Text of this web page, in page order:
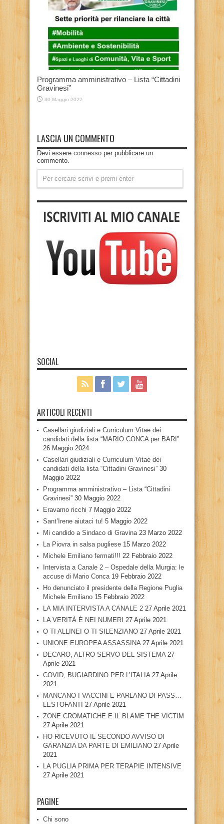
Programma amministrativo – Lista “Cittadini
Gravinesi”
30 Maggio 2022
LASCIA UN COMMENTO
Devi essere connesso per pubblicare un
commento.
SOCIAL
ARTICOLI RECENTI
Casellari giudiziali e Curriculum Vitae dei
candidati della lista “MARIO CONCA per BARI”
26 Maggio 2024
Casellari giudiziali e Curriculum Vitae dei
candidati della lista “Cittadini Gravinesi” 30
Maggio 2022
Programma amministrativo – Lista “Cittadini
Gravinesi” 30 Maggio 2022
Eravamo ricchi 7 Maggio 2022
Sant’Irene aiutaci tu! 5 Maggio 2022
Mi candido a Sindaco di Gravina 23 Marzo 2022
La Piovra in salsa pugliese 15 Marzo 2022
Michele Emiliano fermati!!! 22 Febbraio 2022
Intervista a Canale 2 – Ospedale della Murgia: le
accuse di Mario Conca 19 Febbraio 2022
Ho denunciato il presidente della Regione Puglia
Michele Emiliano 15 Febbraio 2022
LA MIA INTERVISTA A CANALE 2 27 Aprile 2021
LA VERITÀ È NEI NUMERI 27 Aprile 2021
O TI ALLINEI O TI SILENZIANO 27 Aprile 2021
UNIONE EUROPEA ASSASSINA 27 Aprile 2021
DECARO, ALTRO SERVO DEL SISTEMA 27
Aprile 2021
COVID, BUGIARDINO PER L’ITALIA 27 Aprile
2021
MANCANO I VACCINI E PARLANO DI PASS…
LESTOFANTI 27 Aprile 2021
ZONE CROMATICHE E IL BLAME THE VICTIM
27 Aprile 2021
HO RICEVUTO IL SECONDO AVVISO DI
GARANZIA DA PARTE DI EMILIANO 27 Aprile
2021
LA PUGLIA PRIMA PER TERAPIE INTENSIVE
27 Aprile 2021
PAGINE
Chi sono